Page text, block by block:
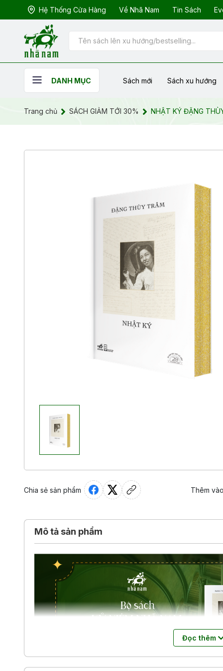
Hệ Thống Cửa Hàng Về Nhã Nam Tin Sách
DANH MỤC Sách mới Sách xu hướng
Trang chủ SÁCH GIẢM TỚI 30% NHẬT KÝ ĐẶNG
Chia sẻ sản phẩm Thêm
Mô tả sản phẩm
Đọc thêm